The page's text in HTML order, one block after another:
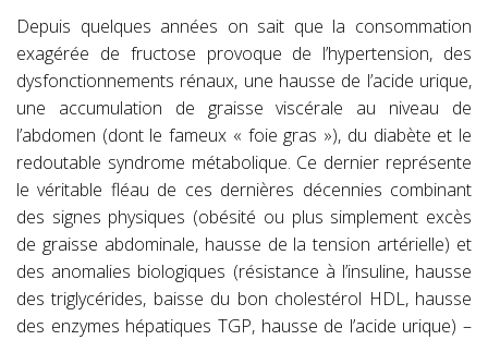
Depuis quelques années on sait que la consommation
exagérée de fructose provoque de l’hypertension, des
dysfonctionnements rénaux, une hausse de l’acide urique,
une accumulation de graisse viscérale au niveau de
l’abdomen (dont le fameux « foie gras »), du diabète et le
redoutable syndrome métabolique. Ce dernier représente
le véritable fléau de ces dernières décennies combinant
des signes physiques (obésité ou plus simplement excès
de graisse abdominale, hausse de la tension artérielle) et
des anomalies biologiques (résistance à l’insuline, hausse
des triglycérides, baisse du bon cholestérol HDL, hausse
des enzymes hépatiques TGP, hausse de l’acide urique) –